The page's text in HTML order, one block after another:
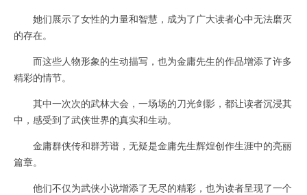
她们展示了女性的力量和智慧，成为了广大读者心中无法磨灭
的存在。
而这些人物形象的生动描写，也为金庸先生的作品增添了许多
精彩的情节。
其中一次次的武林大会，一场场的刀光剑影，都让读者沉浸其
中，感受到了武侠世界的真实和生动。
金庸群侠传和群芳谱，无疑是金庸先生辉煌创作生涯中的亮丽
篇章。
他们不仅为武侠小说增添了无尽的精彩，也为读者呈现了一个